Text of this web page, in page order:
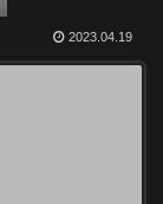
2023.04.19